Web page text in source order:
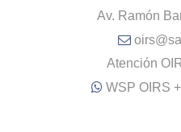
Av. Ramón
Atención
WSP OIRS